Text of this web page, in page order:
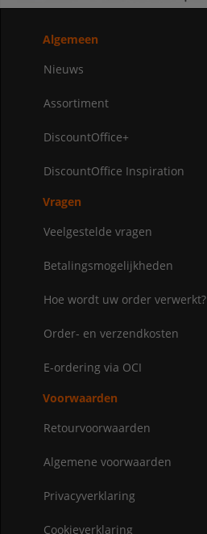
Algemeen
Nieuws
Assortiment
DiscountOffice+
DiscountOffice Inspiration
Vragen
Veelgestelde vragen
Betalingsmogelijkheden
Hoe wordt uw order verwerkt?
Order- en verzendkosten
E-ordering via OCI
Voorwaarden
Retourvoorwaarden
Algemene voorwaarden
Privacyverklaring
Cookieverklaring